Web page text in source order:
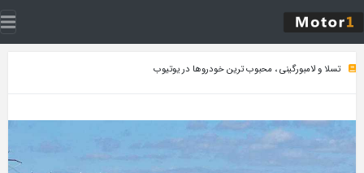
تسلا و لامبورگینی ، محبوب ترین خودروها در یوتیوب